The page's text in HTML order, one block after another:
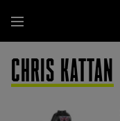
contenido
principal
Menú
CHRIS KATTAN